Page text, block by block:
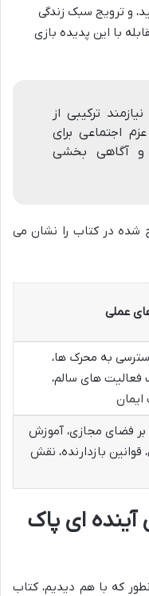
و ترویج سبک زندگی
با این پدیده بازی
ترکیبی از
اجتماعی برای
و آگاهی بخشی
شده در کتاب را نشان می
عملی
به محرک ها،
فعالیت های سالم،
بر فضای مجازی، آموزش
قوانین بازدارنده، نقش
آینده ای پاک
که با هم دیدیم، کتاب